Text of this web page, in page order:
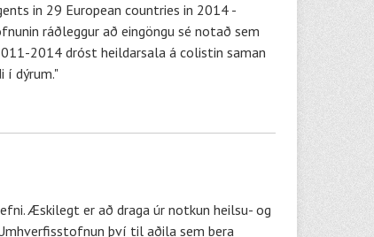
in 29 European countries in 2014 -
ráðleggur að eingöngu sé notað sem
2014 dróst heildarsala á colistin saman
í dýrum."
Æskilegt er að draga úr notkun heilsu- og
því til aðila sem bera